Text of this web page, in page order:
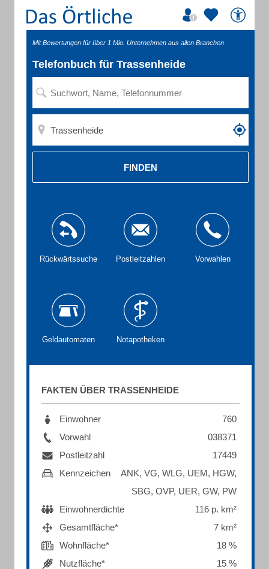
Mit Bewertungen für über 1 Mio. Unternehmen aus allen Branchen
Telefonbuch für Trassenheide
FINDEN
Rückwärtssuche Postleitzahlen Vorwahlen
Geldautomaten Notapotheken
FAKTEN ÜBER TRASSENHEIDE
Einwohner
760
Vorwahl
038371
Postleitzahl
17449
Kennzeichen
ANK, VG, WLG, UEM, HGW,
SBG, OVP, UER, GW, PW
Einwohnerdichte
116 p. km²
Gesamtfläche*
7 km²
Wohnfläche*
18 %
Nutzfläche*
15 %